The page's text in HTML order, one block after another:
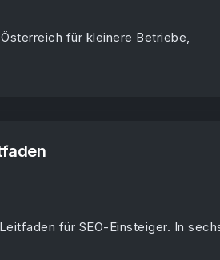
für kleinere Betriebe,
für SEO-Einsteiger. In